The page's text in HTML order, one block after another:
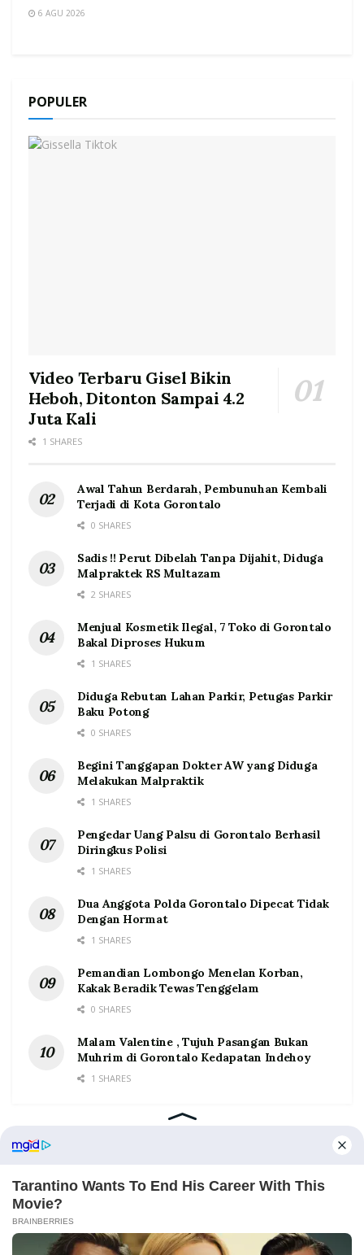
6 AGU 2026
POPULER
Video Terbaru Gisel Bikin
Heboh, Ditonton Sampai 4.2
Juta Kali
1 SHARES
Awal Tahun Berdarah, Pembunuhan Kembali
Terjadi di Kota Gorontalo
0 SHARES
Sadis !! Perut Dibelah Tanpa Dijahit, Diduga
Malpraktek RS Multazam
2 SHARES
Menjual Kosmetik Ilegal, 7 Toko di Gorontalo
Bakal Diproses Hukum
1 SHARES
Diduga Rebutan Lahan Parkir, Petugas Parkir
Baku Potong
0 SHARES
Begini Tanggapan Dokter AW yang Diduga
Melakukan Malpraktik
1 SHARES
Pengedar Uang Palsu di Gorontalo Berhasil
Diringkus Polisi
1 SHARES
Dua Anggota Polda Gorontalo Dipecat Tidak
Dengan Hormat
1 SHARES
Pemandian Lombongo Menelan Korban,
Kakak Beradik Tewas Tenggelam
0 SHARES
Malam Valentine , Tujuh Pasangan Bukan
Muhrim di Gorontalo Kedapatan Indehoy
1 SHARES
Home Tentang Kontak Redaksi Pedoman Media Siber